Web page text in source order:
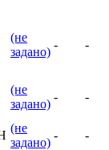
(не
задано)
- -
(не
задано)
- -
(не
задано)
- -